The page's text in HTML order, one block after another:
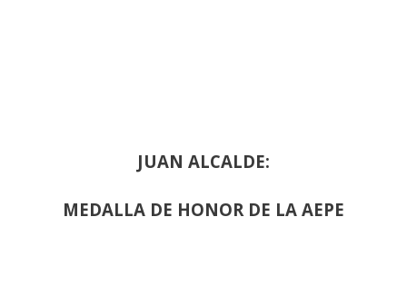
JUAN ALCALDE:
MEDALLA DE HONOR DE LA AEPE